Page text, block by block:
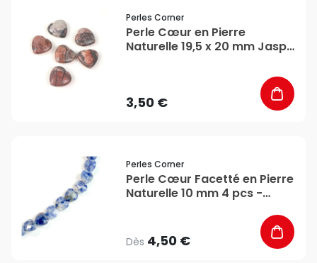
Perles Corner
Perle Cœur en Pierre
Naturelle 19,5 x 20 mm Jaspe
3,50 €
Perles Corner
Perle Cœur Facetté en Pierre
Naturelle 10 mm 4 pcs -
Dès 4,50 €